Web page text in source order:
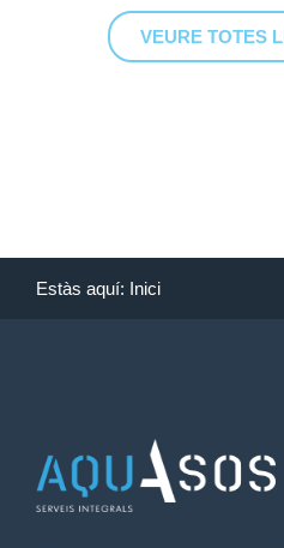
VEURE TOTES
Estàs aquí: Inici